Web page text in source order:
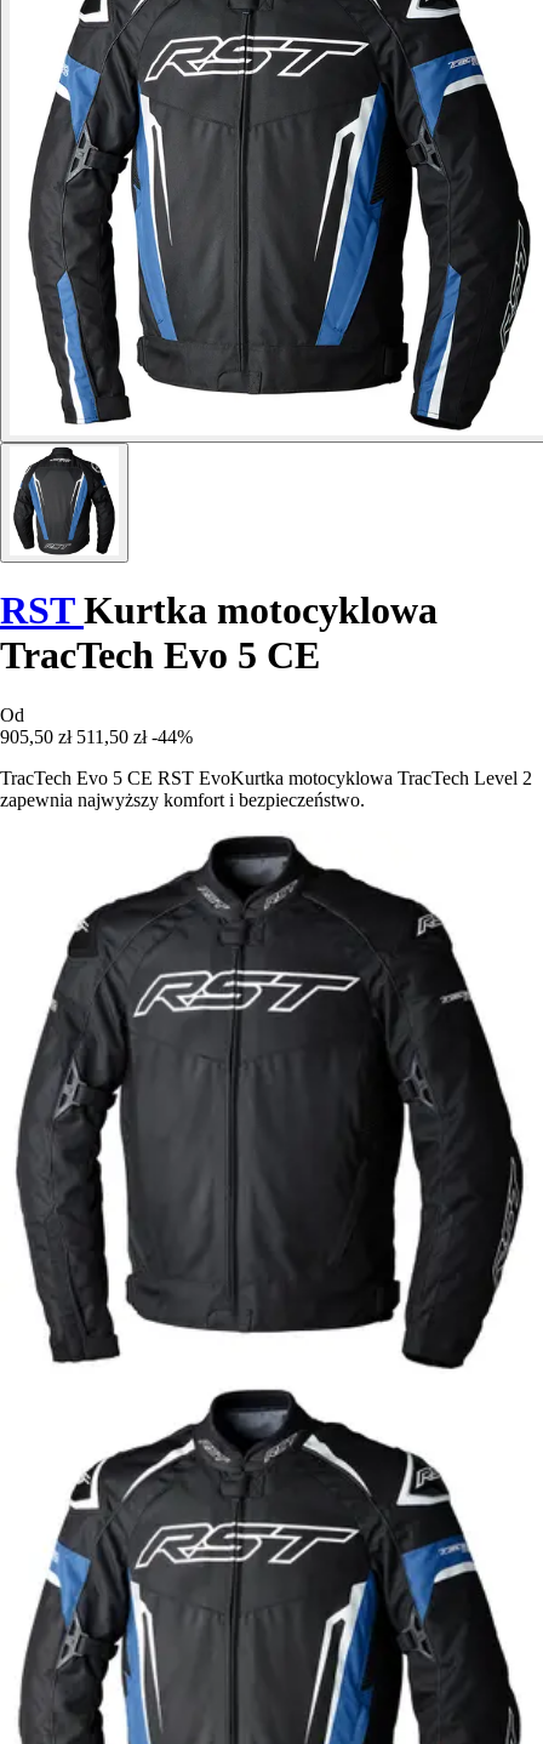
RSTKurtka motocyklowa
TracTech Evo 5 CE
Od
905,50 zł 511,50 zł -44%
TracTech Evo 5 CE RST EvoKurtka motocyklowa TracTech Level 2
zapewnia najwyższy komfort i bezpieczeństwo.